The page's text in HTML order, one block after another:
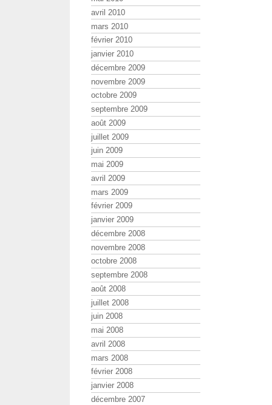
avril 2010
mars 2010
février 2010
janvier 2010
décembre 2009
novembre 2009
octobre 2009
septembre 2009
août 2009
juillet 2009
juin 2009
mai 2009
avril 2009
mars 2009
février 2009
janvier 2009
décembre 2008
novembre 2008
octobre 2008
septembre 2008
août 2008
juillet 2008
juin 2008
mai 2008
avril 2008
mars 2008
février 2008
janvier 2008
décembre 2007